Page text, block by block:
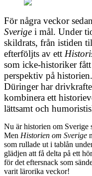
För några veckor
Sverige i mål. Under
skildrats, från istiden
efterföljts av ett
som icke-historiker
perspektiv på
Düringer har
kombinera ett
lättsamt och
Nu är historien om Sverige
Men Historien om Sverige
som rullade ut i tablån
glädjen att få delta på ett
för det eftersnack som
varit lärorika veckor!